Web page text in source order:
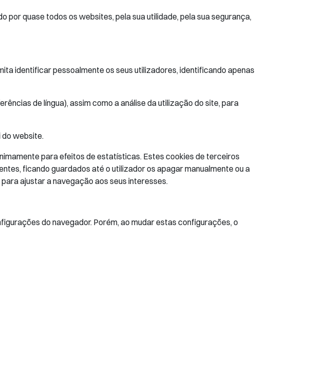
por quase todos os websites, pela sua utilidade, pela sua segurança,
identificar pessoalmente os seus utilizadores, identificando apenas
de língua), assim como a análise da utilização do site, para
do website.
para efeitos de estatísticas. Estes cookies de terceiros
ficando guardados até o utilizador os apagar manualmente ou a
ajustar a navegação aos seus interesses.
do navegador. Porém, ao mudar estas configurações, o